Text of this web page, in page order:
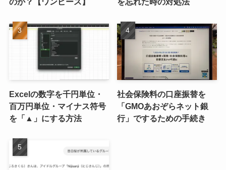
Excelの数字を千円単位・
百万円単位・マイナス符号
を「▲」にする方法
社会保険料の口座振替を
「GMOあおぞらネット銀
行」でするための手続き